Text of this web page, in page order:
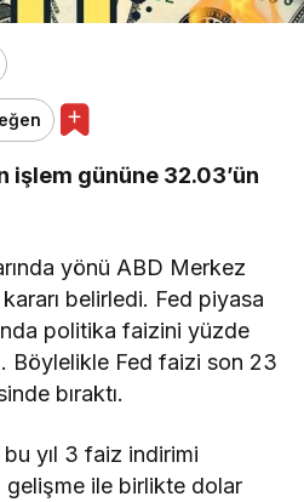
işlem gününe 32.03’ün
yönü ABD Merkez
kararı belirledi. Fed piyasa
politika faizini yüzde
Böylelikle Fed faizi son 23
bıraktı.
bu yıl 3 faiz indirimi
ile birlikte dolar